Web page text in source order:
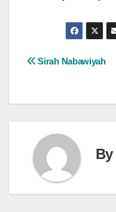
Navigasi
Sirah Nabawiyah
By